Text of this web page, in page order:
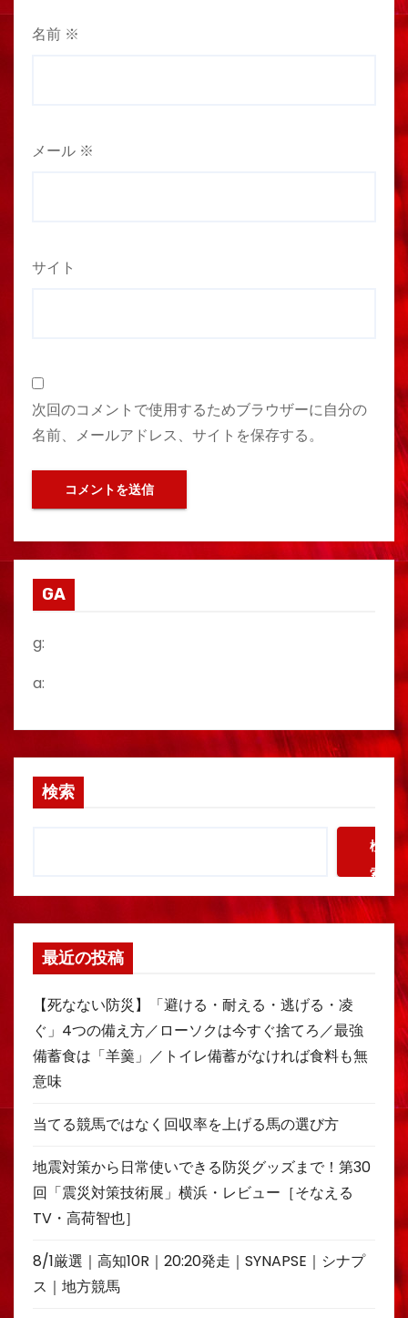
名前 ※
メール ※
サイト
次回のコメントで使用するためブラウザーに自分の
名前、メールアドレス、サイトを保存する。
GA
g:
a:
検索
検
索
最近の投稿
【死なない防災】「避ける・耐える・逃げる・凌
ぐ」4つの備え方／ローソクは今すぐ捨てろ／最強
備蓄食は「羊羹」／トイレ備蓄がなければ食料も無
意味
当てる競馬ではなく回収率を上げる馬の選び方
地震対策から日常使いできる防災グッズまで！第30
回「震災対策技術展」横浜・レビュー［そなえる
TV・高荷智也］
8/1厳選｜高知10R｜20:20発走｜SYNAPSE｜シナプ
ス｜地方競馬